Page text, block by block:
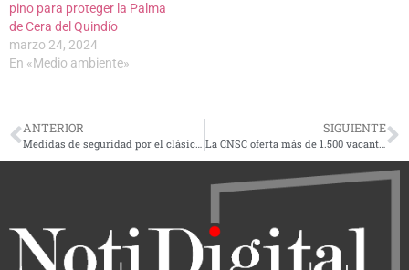
pino para proteger la Palma
de Cera del Quindío
marzo 24, 2024
En «Medio ambiente»
ANTERIOR
Medidas de seguridad por el clásico cafetero entre Once Caldas y el Deportivo Pereira
SIGUIENTE
La CNSC oferta más de 1.500 vacantes en 18 entidades de Colombia